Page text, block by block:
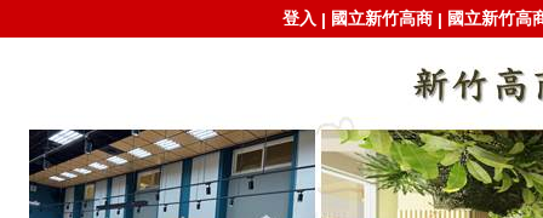
登入 | 國立新竹高商| 國立新竹高